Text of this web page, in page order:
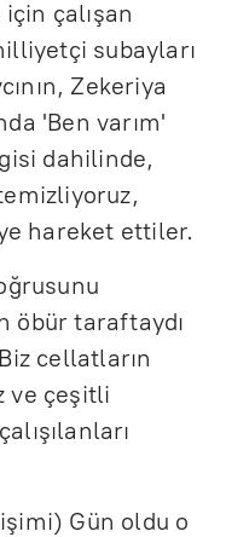
için çalışan
subayları
Zekeriya
'Ben varım'
dahilinde,
hareket ettiler.
öbür taraftaydı
cellatların
ve çeşitli
Gün oldu o